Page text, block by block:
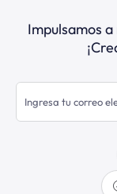
Impulsamos